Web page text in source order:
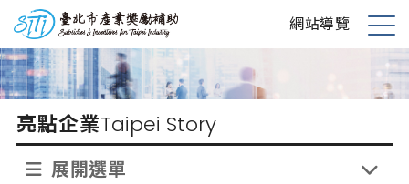
到
主
要
內
台北市產業獎勵補助 網站導覽
展
選
單
亮點企業Taipei Story
展開選單